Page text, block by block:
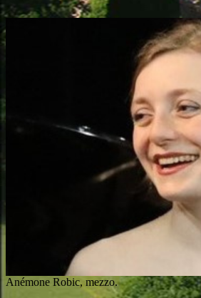
Anémone Robic, mezzo.